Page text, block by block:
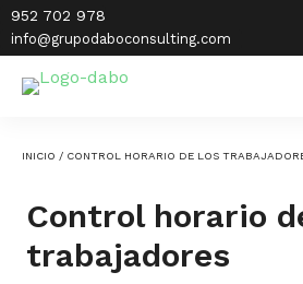
Saltar
al
952 702 978
info@grupodaboconsulting.com
INICIO / CONTROL HORARIO DE LOS
Control horario
trabajadores